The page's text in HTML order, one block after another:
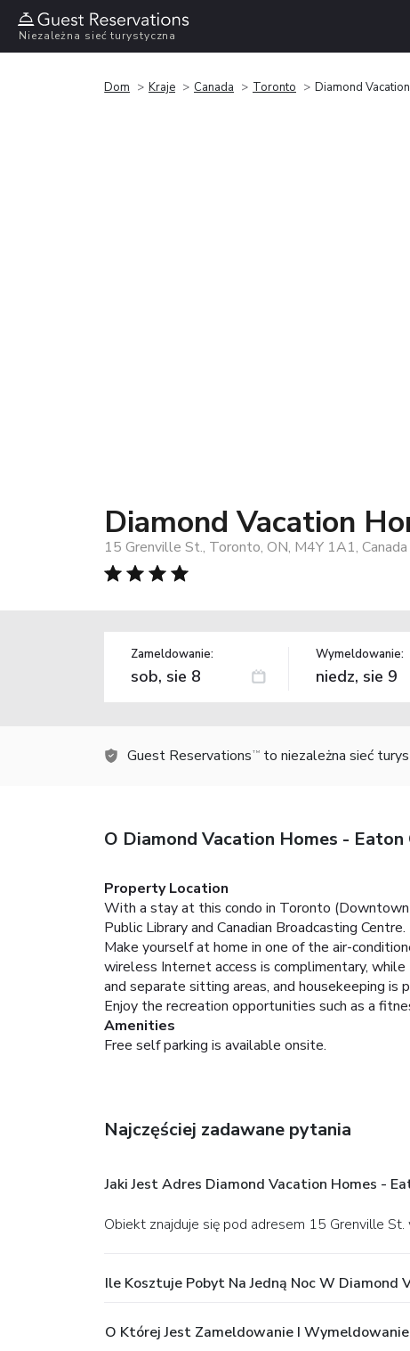
Niezależna sieć turystyczna
Dom Kraje Canada Toronto Diamond
Diamond Vacation
15 Grenville St., Toronto, ON, M4Y 1A1, Canada
Zameldowanie: Wymeldowanie:
Guest Reservations TM to niezależna sieć
O Diamond Vacation Homes - Eaton
Property Location
With a stay at this condo in Toronto
Public Library and Canadian Broadcasting Centre.
Make yourself at home in one of the air-
wireless Internet access is complimentary,
and separate sitting areas, and housekeeping is
Enjoy the recreation opportunities such as a
Amenities
Free self parking is available onsite.
Najczęściej zadawane pytania
Jaki Jest Adres Diamond Vacation Homes -
Obiekt znajduje się pod adresem 15 Grenville
Ile Kosztuje Pobyt Na Jedną Noc W Diamond
O Której Jest Zameldowanie I